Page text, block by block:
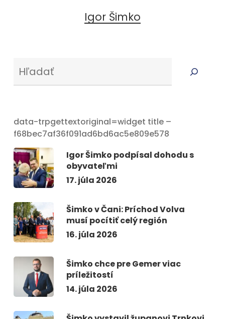
Igor Šimko
data-trpgettextoriginal=widget title –
f68bec7af36f091ad6bd6ac5e809e578
Igor Šimko podpísal dohodu s
obyvateľmi
17. júla 2026
Šimko v Čani: Príchod Volva
musí pocítiť celý región
16. júla 2026
Šimko chce pre Gemer viac
príležitostí
14. júla 2026